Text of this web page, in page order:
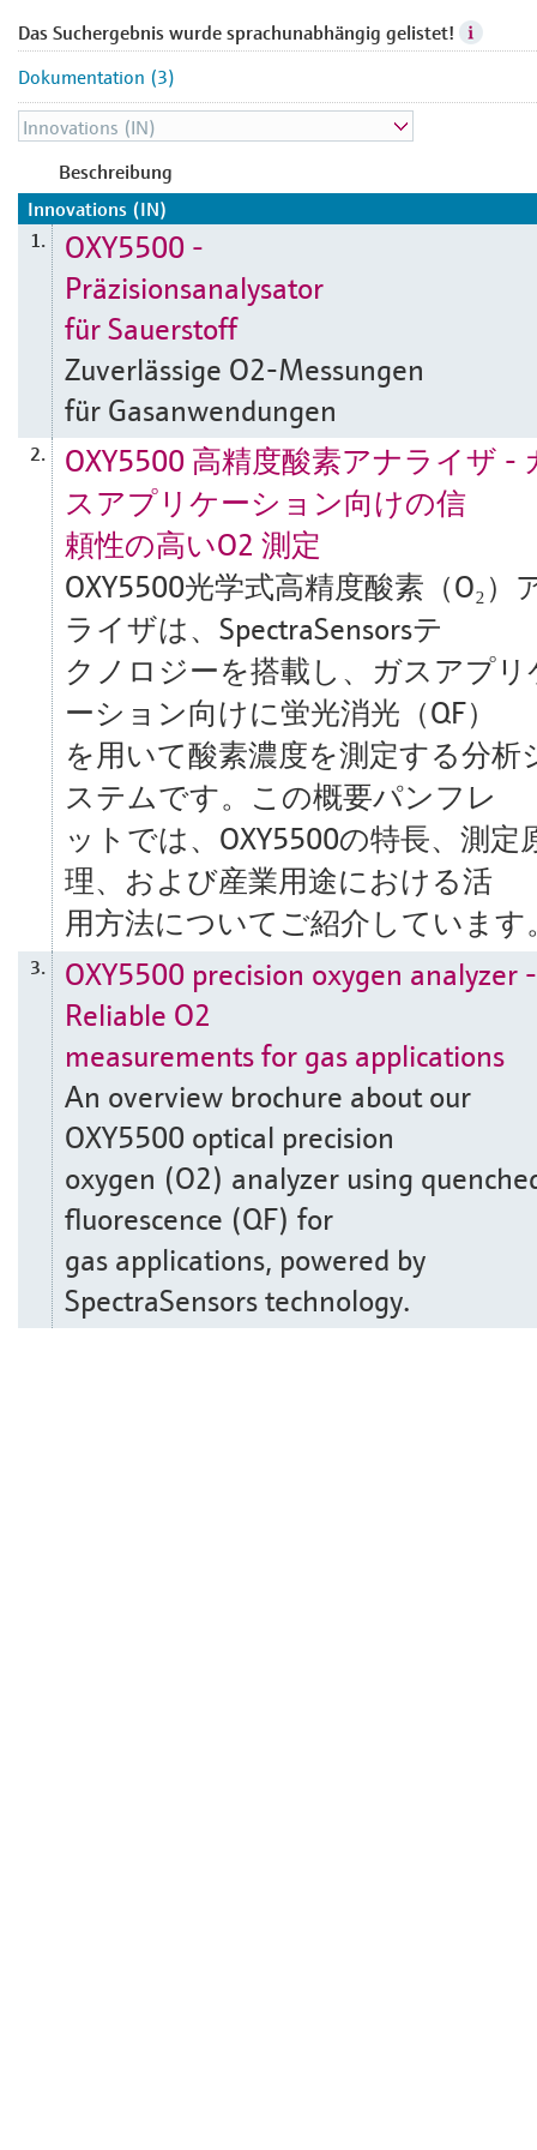
Das Suchergebnis wurde sprachunabhängig gelistet!
Dokumentation (3)
Beschreibung
Innovations (IN)
1.
OXY5500 ‒
Präzisionsanalysator
für Sauerstoff
Zuverlässige O2-Messungen
für Gasanwendungen
2.
OXY5500 高精度酸素アナライザ -
スアプリケーション向けの信
頼性の高いO2 測定
OXY5500光学式高精度酸素（O₂）
ライザは、SpectraSensorsテ
クノロジーを搭載し、ガスアプリ
ーション向けに蛍光消光（QF）
を用いて酸素濃度を測定する分析
ステムです。この概要パンフレ
ットでは、OXY5500の特長、測定
理、および産業用途における活
用方法についてご紹介しています
3.
OXY5500 precision oxygen analyzer -
Reliable O2
measurements for gas applications
An overview brochure about our
OXY5500 optical precision
oxygen (O2) analyzer using
fluorescence (QF) for
gas applications, powered by
SpectraSensors technology.